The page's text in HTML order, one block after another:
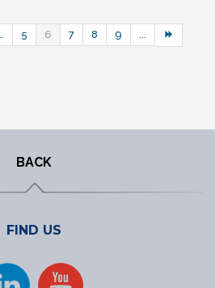
5 6 7 8 9 ...
BACK
FIND US